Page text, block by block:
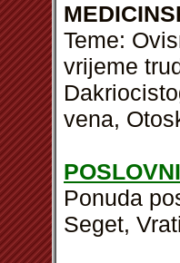
Teme:
vrijeme
vena,
Ponuda
Seget,